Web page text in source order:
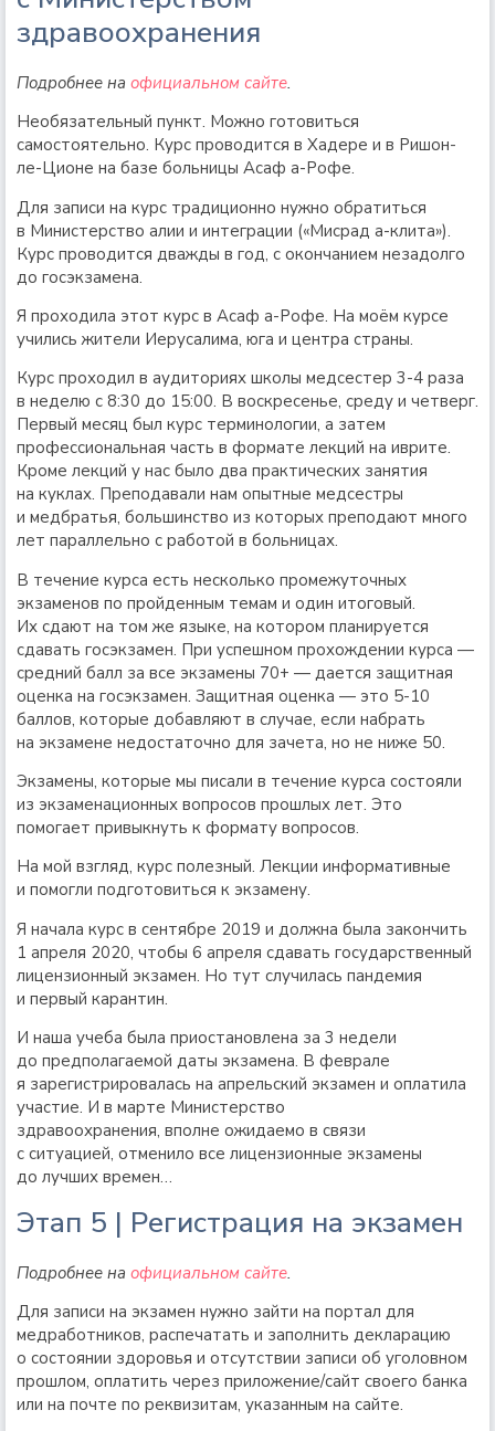
здравоохранения
Подробнее на официальном сайте.
Необязательный пункт. Можно готовиться
самостоятельно. Курс проводится в Хадере и в Ришон-
ле-Ционе на базе больницы Асаф а-Рофе.
Для записи на курс традиционно нужно обратиться
в Министерство алии и интеграции («Мисрад а-клита»).
Курс проводится дважды в год, с окончанием незадолго
до госэкзамена.
Я проходила этот курс в Асаф а-Рофе. На моём курсе
учились жители Иерусалима, юга и центра страны.
Курс проходил в аудиториях школы медсестер 3-4 раза
в неделю с 8:30 до 15:00. В воскресенье, среду и четверг.
Первый месяц был курс терминологии, а затем
профессиональная часть в формате лекций на иврите.
Кроме лекций у нас было два практических занятия
на куклах. Преподавали нам опытные медсестры
и медбратья, большинство из которых преподают много
лет параллельно с работой в больницах.
В течение курса есть несколько промежуточных
экзаменов по пройденным темам и один итоговый.
Их сдают на том же языке, на котором планируется
сдавать госэкзамен. При успешном прохождении курса —
средний балл за все экзамены 70+ — дается защитная
оценка на госэкзамен. Защитная оценка — это 5-10
баллов, которые добавляют в случае, если набрать
на экзамене недостаточно для зачета, но не ниже 50.
Экзамены, которые мы писали в течение курса состояли
из экзаменационных вопросов прошлых лет. Это
помогает привыкнуть к формату вопросов.
На мой взгляд, курс полезный. Лекции информативные
и помогли подготовиться к экзамену.
Я начала курс в сентябре 2019 и должна была закончить
1 апреля 2020, чтобы 6 апреля сдавать государственный
лицензионный экзамен. Но тут случилась пандемия
и первый карантин.
И наша учеба была приостановлена за 3 недели
до предполагаемой даты экзамена. В феврале
я зарегистрировалась на апрельский экзамен и оплатила
участие. И в марте Министерство
здравоохранения, вполне ожидаемо в связи
с ситуацией, отменило все лицензионные экзамены
до лучших времен…
Этап 5 | Регистрация на экзамен
Подробнее на официальном сайте.
Для записи на экзамен нужно зайти на портал для
медработников, распечатать и заполнить декларацию
о состоянии здоровья и отсутствии записи об уголовном
прошлом, оплатить через приложение/сайт своего банка
или на почте по реквизитам, указанным на сайте.